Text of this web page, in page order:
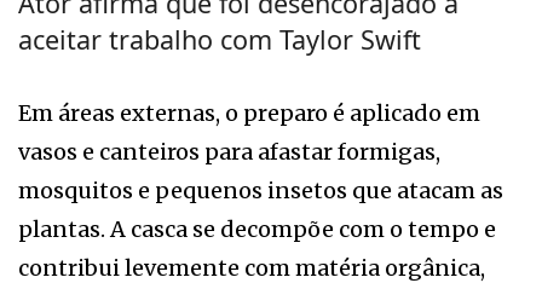
aceitar trabalho com Taylor Swift
Em áreas externas, o preparo é aplicado em
vasos e canteiros para afastar formigas,
mosquitos e pequenos insetos que atacam as
plantas. A casca se decompõe com o tempo e
contribui levemente com matéria orgânica,